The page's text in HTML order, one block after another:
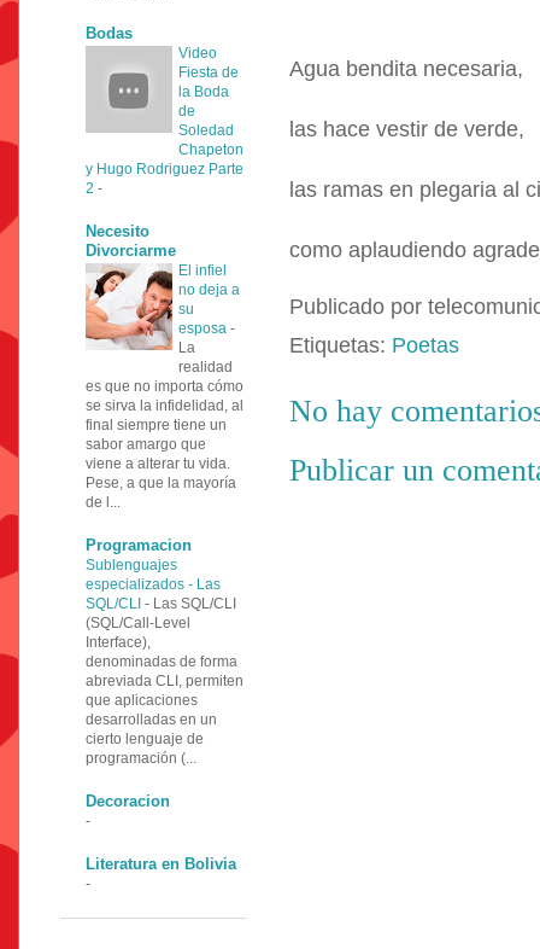
Agua bendita necesaria,
las hace vestir de verde,
las ramas en plegaria al
como aplaudiendo
Publicado por
Etiquetas: Poetas
No hay
Publicar un
Bodas
Video
Fiesta de
la Boda
de
Soledad
Chapeton
y Hugo Rodriguez Parte
2 -
Necesito
Divorciarme
El infiel
no deja a
su
esposa -
La
realidad
es que no importa cómo
se sirva la infidelidad, al
final siempre tiene un
sabor amargo que
viene a alterar tu vida.
Pese, a que la mayoría
de l...
Programacion
Sublenguajes
especializados - Las
SQL/CLI - Las SQL/CLI
(SQL/Call-Level
Interface),
denominadas de forma
abreviada CLI, permiten
que aplicaciones
desarrolladas en un
cierto lenguaje de
programación (...
Decoracion
-
Literatura en Bolivia
-